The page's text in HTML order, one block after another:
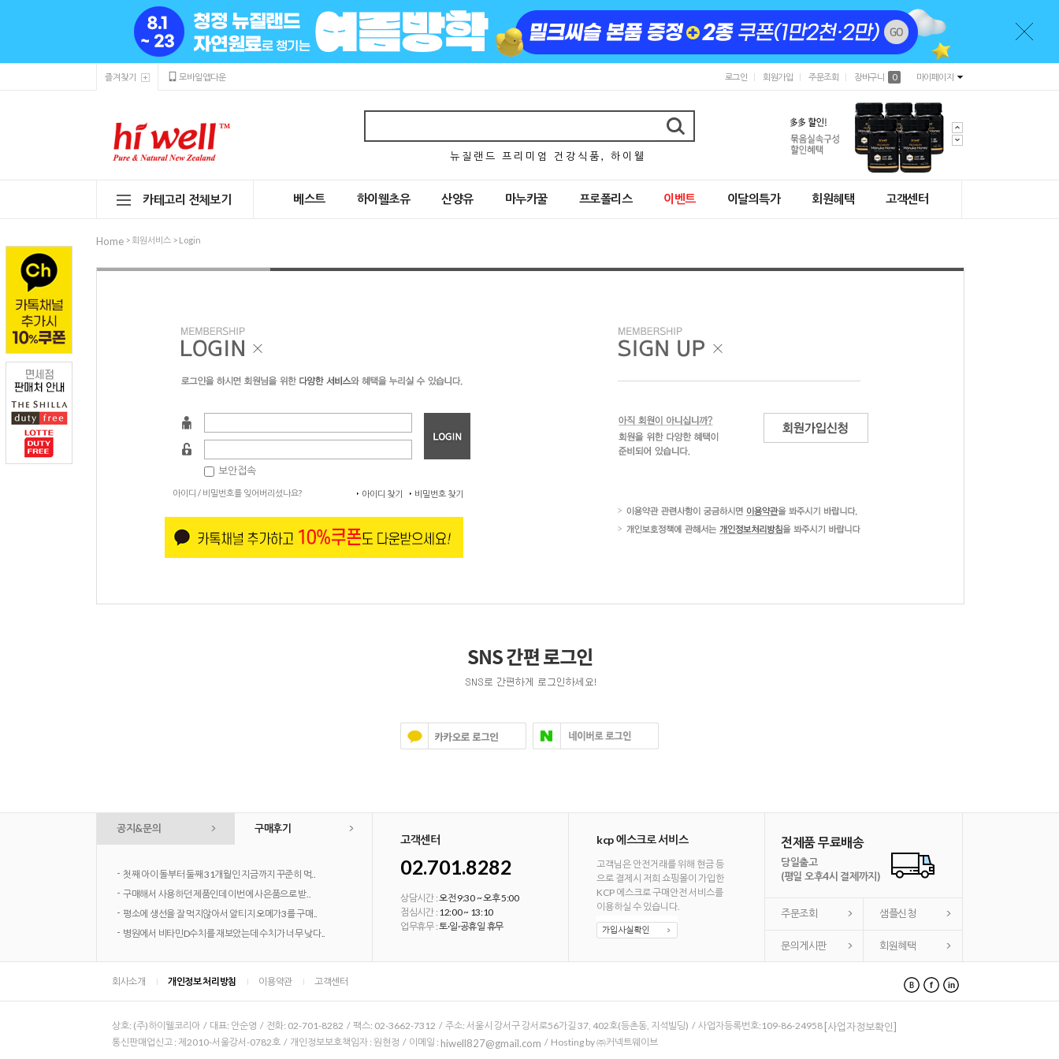
즐겨찾기 모바일앱다운 로그인 회원가입 주문조회 장바구니 0 마이페이지
뉴 질 랜 드 프 리 미 엄 건 강 식 품 , 하 이 웰
카테고리 전체보기 베스트 하이웰초유 산양유 마누카꿀 프로폴리스 이벤트 이달의특가 회원혜택 고객센터
Home > 회원서비스 > Login
보안접속
아이디 / 비밀번호를 잊어버리셨나요? 비밀번호 찾기
아이디 찾기
공지&문의 구매후기
- 첫째 아이 돌부터 둘째 31개월인 지금까지 꾸준히 먹..
- 구매해서 사용하던 제품인데 이번에 사은품으로 받..
- 평소에 생선을 잘 먹지않아서 알티지 오메가3를 구매..
- 병원에서 비타민D수치를 재보았는데 수치가 너무 낮다..
고객센터
02.701.8282
상담시간 :오전 9:30 ~ 오후 5:00
점심시간 : 12:00 ~ 13:10
업무휴무 :토·일·공휴일 휴무
kcp 에스크로 서비스
고객님은 안전거래를 위해 현금 등
으로 결제시 저희 쇼핑몰이 가입한
KCP 에스크로 구매안전 서비스를
이용하실 수 있습니다.
전제품 무료배송
당일출고
(평일 오후4시 결제까지)
주문조회 샘플신청
문의게시판 회원혜택
회사소개 개인정보 처리방침 이용약관 고객센터
상호: (주)하이웰코리아 / 대표: 안순영 / 전화: 02-701-8282 / 팩스: 02-3662-7312 / 주소: 서울시 강서구 강서로56가길 37, 402호(등촌동, 지석빌딩) / 사업자등록번호:109-86-24958 [사업자정보확인]
통신판매업신고 : 제2010-서울강서-0782호 / 개인정보보호책임자 : 원현정 / 이메일 : hiwell827@gmail.com / Hosting by ㈜커넥트웨이브